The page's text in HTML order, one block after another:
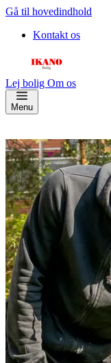
Gå til hovedindhold
Kontakt os
Lej bolig Om os
Menu